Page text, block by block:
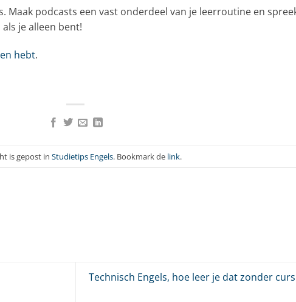
Maak podcasts een vast onderdeel van je leerroutine en
je alleen bent!
hebt.
is gepost in Studietips Engels. Bookmark de link.
Technisch Engels, hoe leer je dat zonder